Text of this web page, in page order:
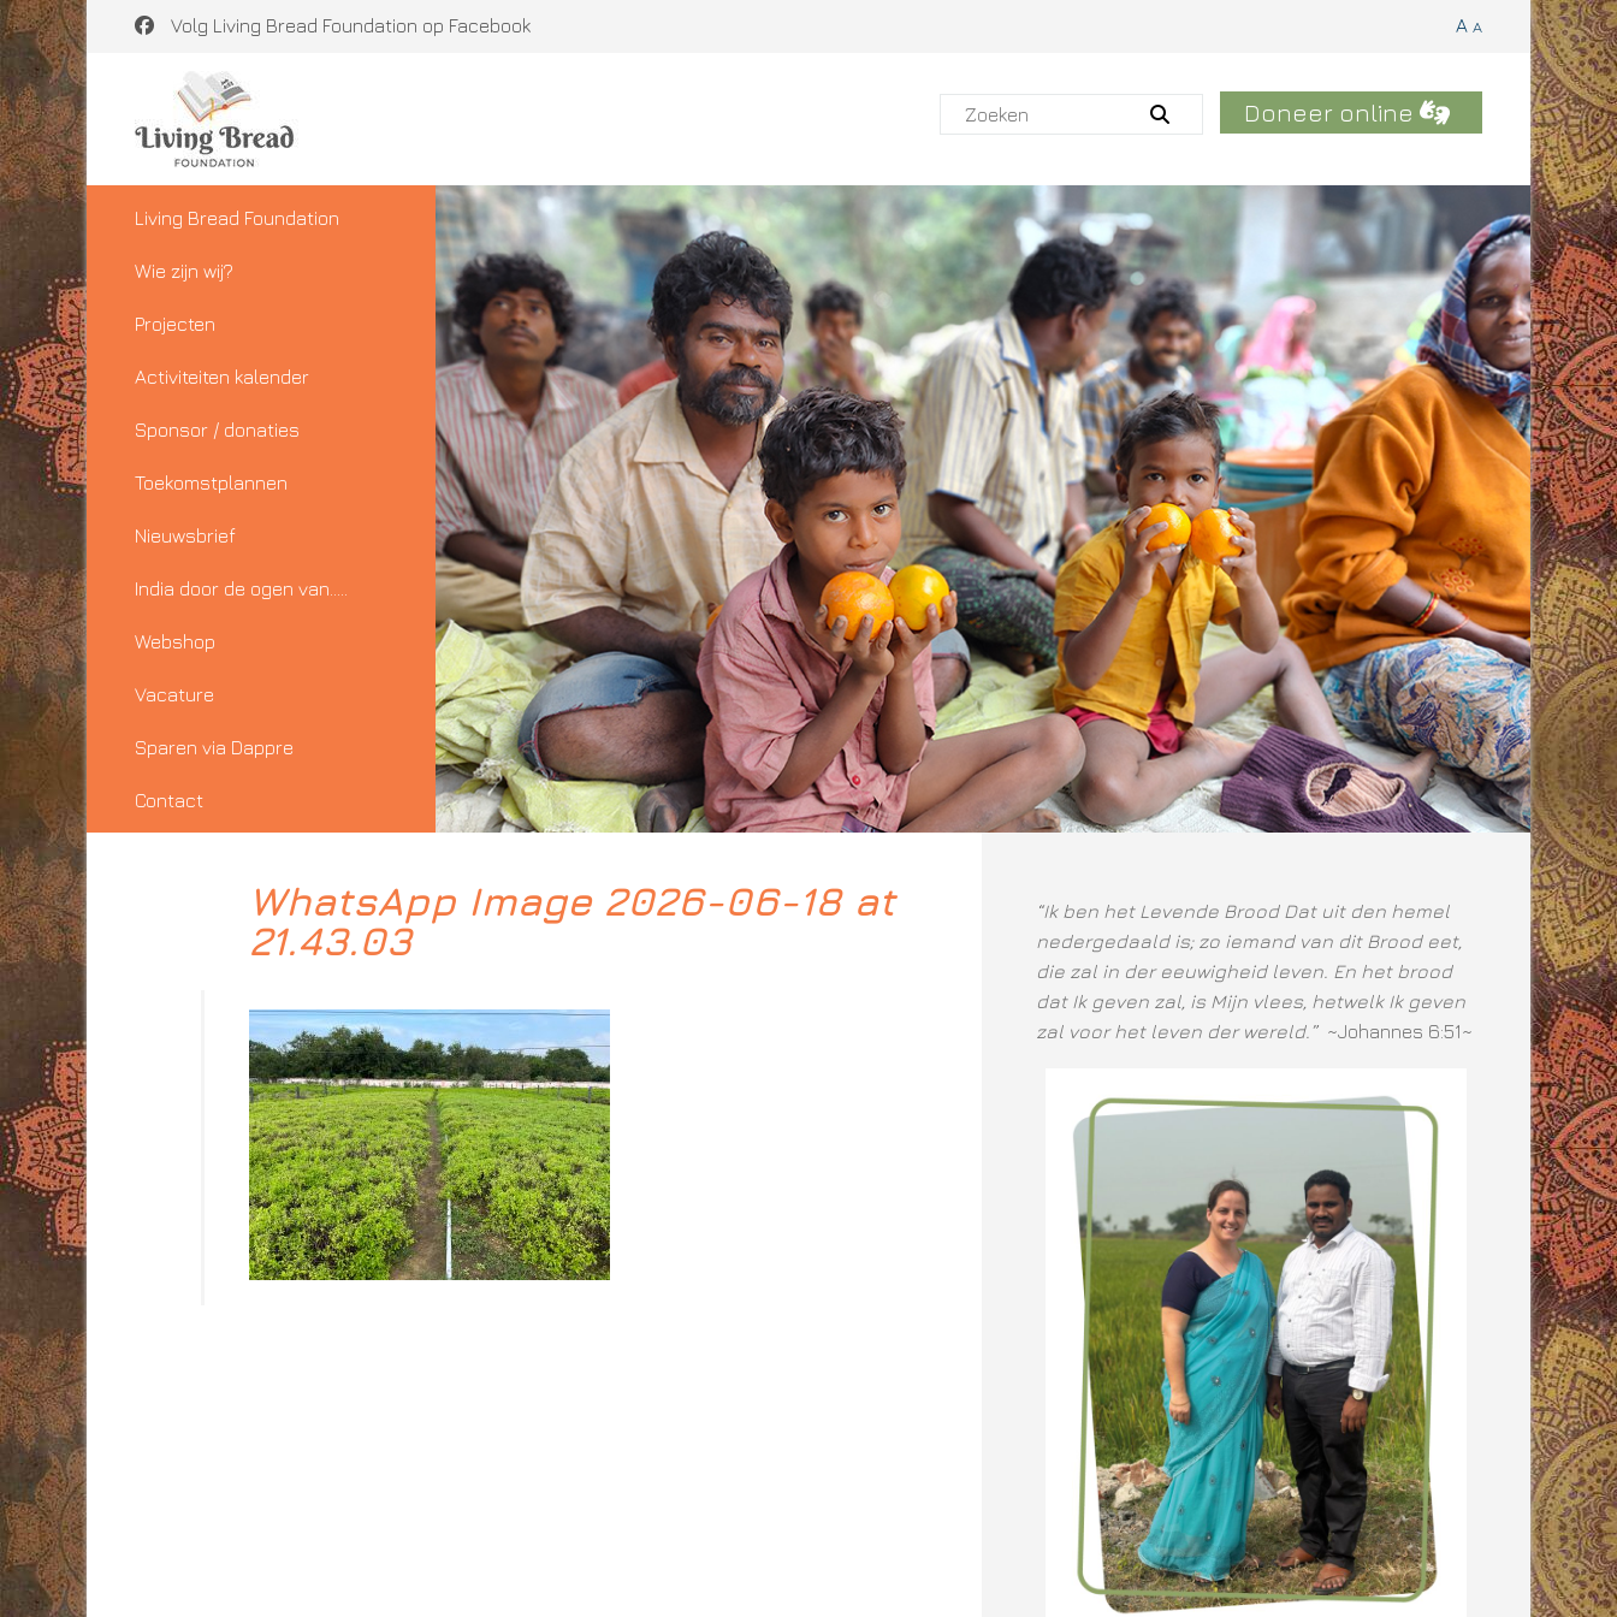
Volg Living Bread Foundation op Facebook A A
Doneer online
Living Bread Foundation
Wie zijn wij?
Projecten
Activiteiten kalender
Sponsor / donaties
Toekomstplannen
Nieuwsbrief
India door de ogen van…..
Webshop
Vacature
Sparen via Dappre
Contact
WhatsApp Image 2026-06-18 at
21.43.03
“Ik ben het Levende Brood Dat uit den hemel
nedergedaald is; zo iemand van dit Brood eet,
die zal in der eeuwigheid leven. En het brood
dat Ik geven zal, is Mijn vlees, hetwelk Ik geven
zal voor het leven der wereld.” ~Johannes 6:51~